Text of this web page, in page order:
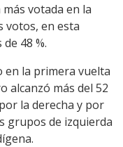
votada en la
votos, en esta
48 %.
en la primera vuelta
alcanzó más del 52
la derecha y por
grupos de izquierda